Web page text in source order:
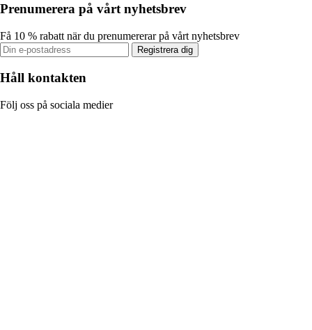
Prenumerera på vårt nyhetsbrev
Få 10 % rabatt när du prenumererar på vårt nyhetsbrev
Registrera dig
Håll kontakten
Följ oss på sociala medier